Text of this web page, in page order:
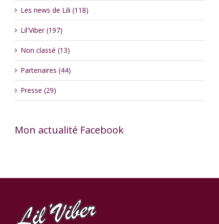
Les news de Lili (118)
Lil'Viber (197)
Non classé (13)
Partenaires (44)
Presse (29)
Mon actualité Facebook